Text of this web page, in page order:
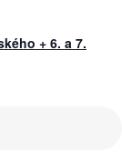
+ 6. a 7.